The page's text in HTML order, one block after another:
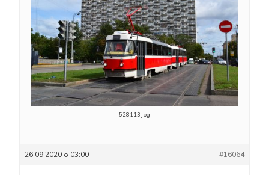
528113.jpg
26.09.2020 о 03:00 #16064